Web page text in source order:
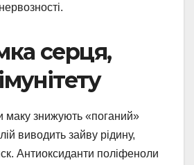
серця,
маку знижують «поганий»
виводить зайву рідину,
Антиоксиданти поліфеноли